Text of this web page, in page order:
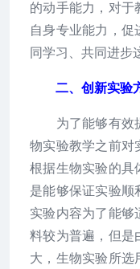
的动手能力，对于
自身专业能力，
同学习、共同进步
二、创新实验方
为了能够有效提
物实验教学之前对
根据生物实验的具
是能够保证实验顺
实验内容为了能够
料较为普遍，但是
大，生物实验所选